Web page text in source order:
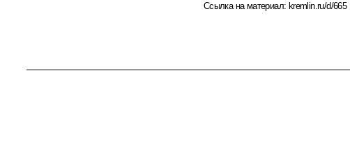
Ссылка на материал: kremlin.ru/d/665